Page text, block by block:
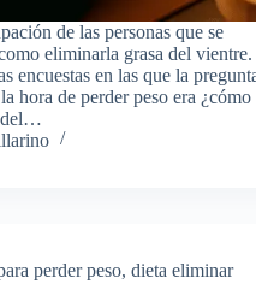
de las personas que se
eliminarla grasa del vientre.
encuestas en las que la
hora de perder peso era ¿cómo
del…
perder peso, dieta eliminar